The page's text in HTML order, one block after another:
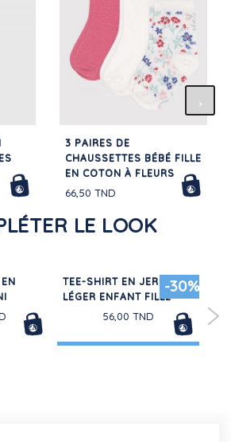
3 PAIRES DE
CHAUSSETTES BÉBÉ FILLE
EN COTON À FLEURS
66,50 TND
LE LOOK
-30%
TEE-SHIRT EN JERSEY
LÉGER ENFANT FILLE
56,00 TND